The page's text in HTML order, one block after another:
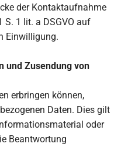
der Kontaktaufnahme
S. 1 lit. a DSGVO auf
Einwilligung.
und Zusendung von
erbringen können,
Daten. Dies gilt
oder
Beantwortung